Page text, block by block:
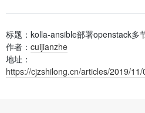
标题：kolla-ansible部署openstack多
作者： cuijianzhe
地址：
https://cjzshilong.cn/articles/2019/